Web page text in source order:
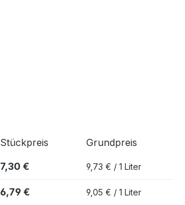
Stückpreis Grundpreis
7,30 € 9,73 € / 1 Liter
6,79 € 9,05 € / 1 Liter